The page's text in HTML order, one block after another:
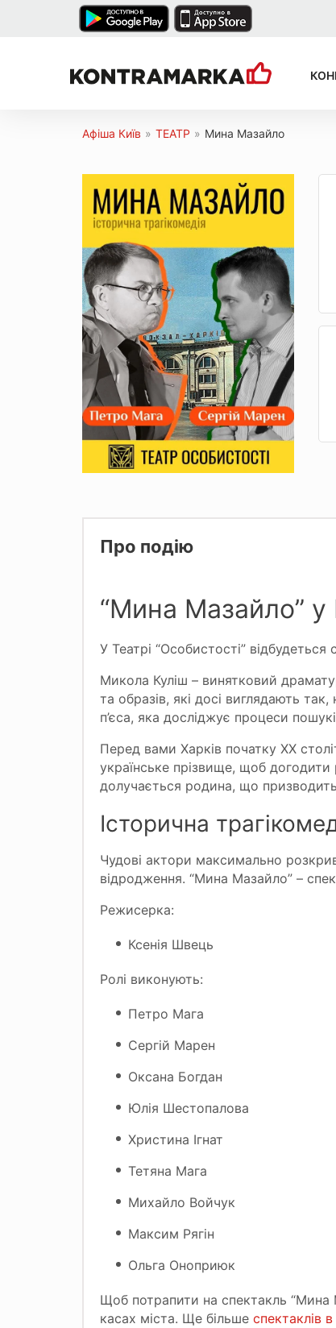
Афіша Київ » ТЕАТР » Мина Мазайло
Про подію
“Мина Мазайло” у
У Театрі “Особистості”
Микола Куліш – винятковий
та образів, які досі виглядають
п’єса, яка досліджує процеси
Перед вами Харків початку ХХ
українське прізвище, щоб догодити
долучається родина, що призводить
Історична
Чудові актори максимально
відродження. “Мина Мазайло” –
Режисерка:
Ксенія Швець
Ролі виконують:
Петро Мага
Сергій Марен
Оксана Богдан
Юлія Шестопалова
Христина Ігнат
Тетяна Мага
Михайло Войчук
Максим Рягін
Ольга Оноприюк
Щоб потрапити на спектакль “Мина
касах міста. Ще більше спектаклів